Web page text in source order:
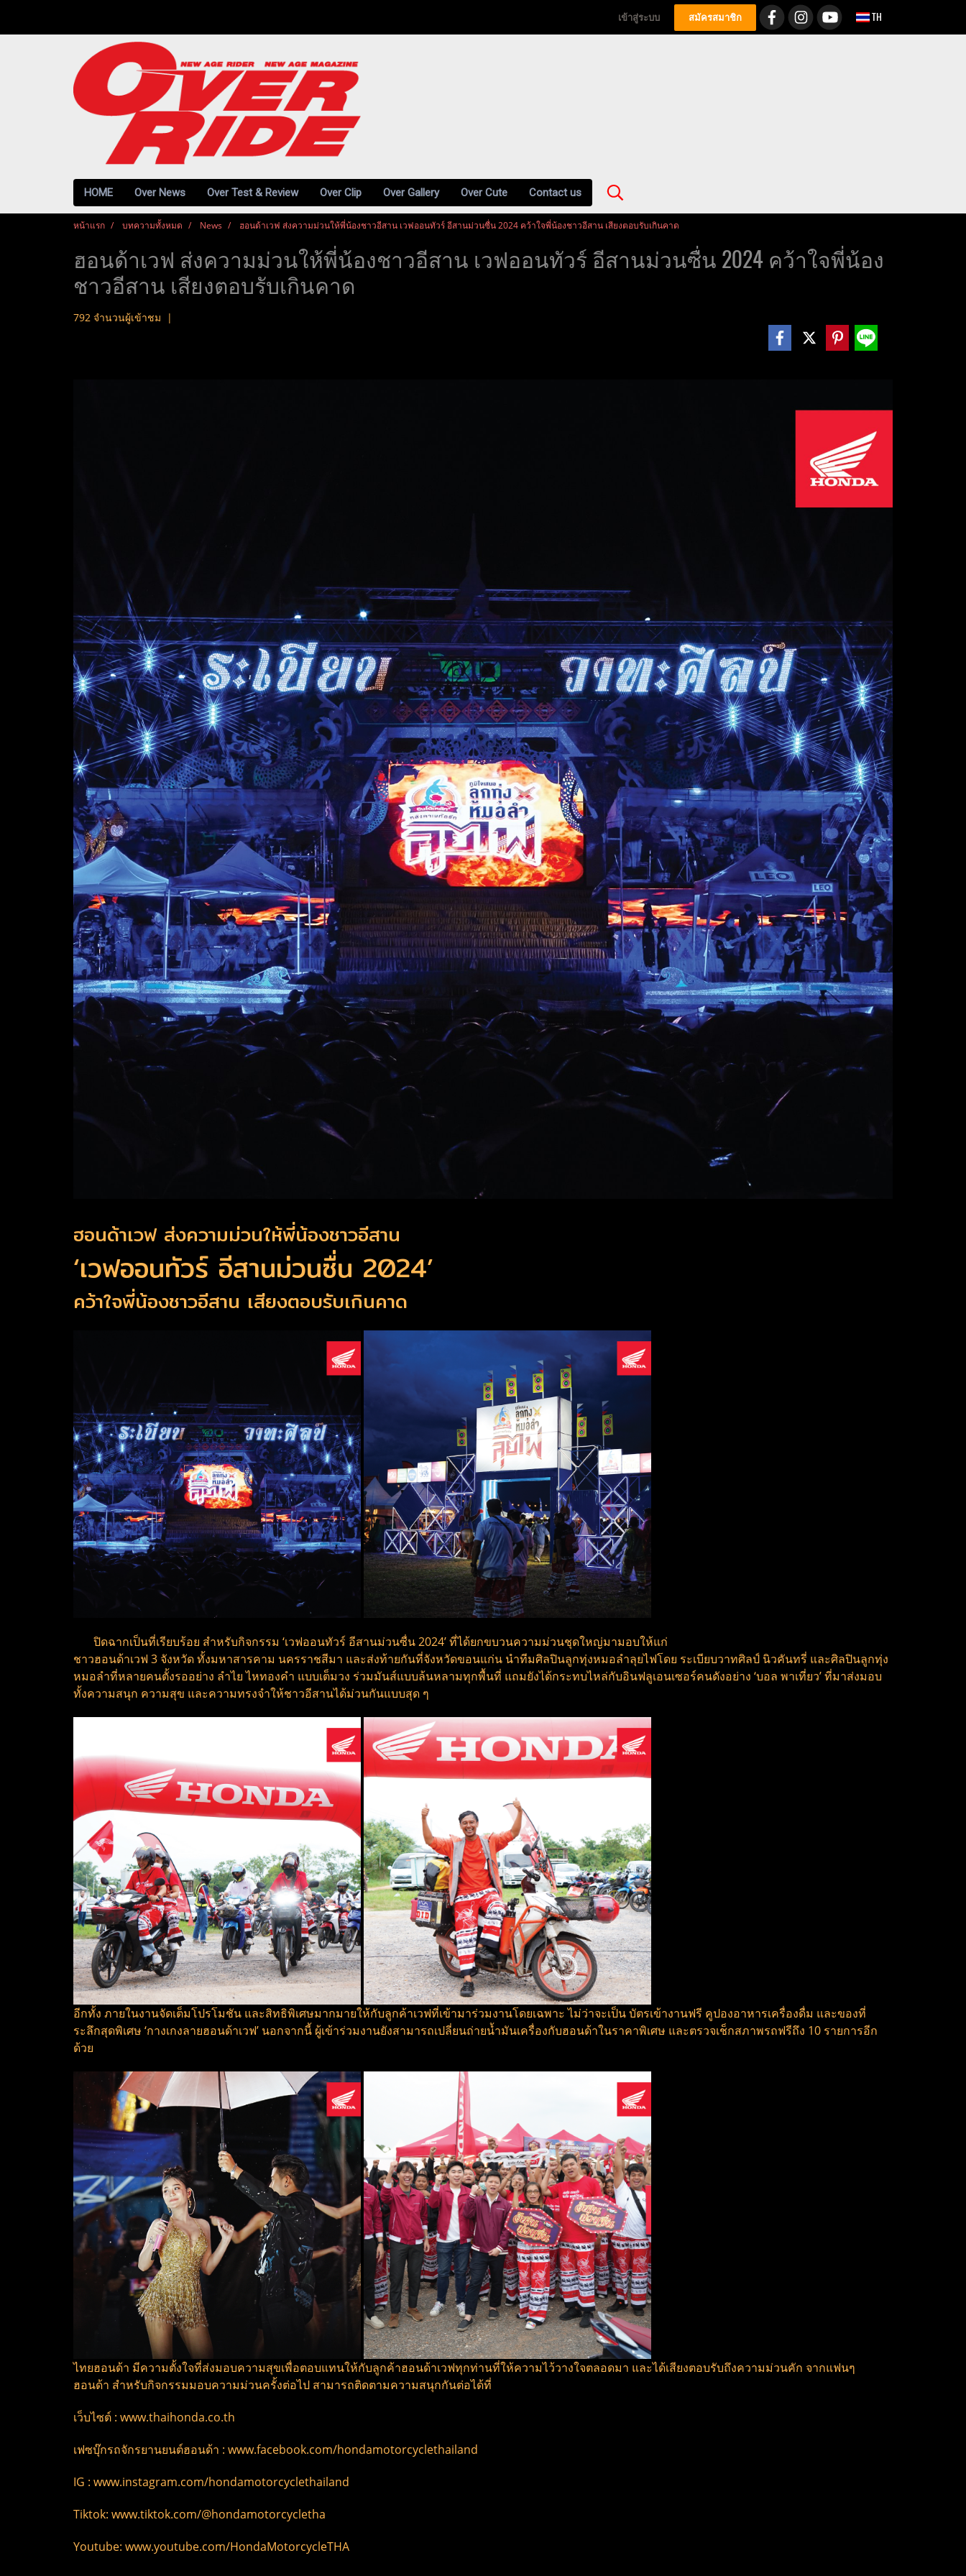
เข้าสู่ระบบ สมัครสมาชิก TH
HOME Over News Over Test & Review Over Clip Over Gallery Over Cute Contact us
หน้าแรก บทความทั้งหมด News ฮอนด้าเวฟ ส่งความม่วนให้พี่น้องชาวอีสาน เวฟออนทัวร์ อีสานม่วนซื่น 2024 คว้าใจพี่น้องชาวอีสาน เสียงตอบรับเกินคาด
ฮอนด้าเวฟ ส่งความม่วนให้พี่น้องชาวอีสาน เวฟออนทัวร์ อีสานม่วนซื่น 2024 คว้าใจพี่น้อง
ชาวอีสาน เสียงตอบรับเกินคาด
792 จำนวนผู้เข้าชม |
ฮอนด้าเวฟ ส่งความม่วนให้พี่น้องชาวอีสาน
‘เวฟออนทัวร์ อีสานม่วนซื่น 2024’
คว้าใจพี่น้องชาวอีสาน เสียงตอบรับเกินคาด
ปิดฉากเป็นที่เรียบร้อย สำหรับกิจกรรม ‘เวฟออนทัวร์ อีสานม่วนซื่น 2024’ ที่ได้ยกขบวนความม่วนชุดใหญ่มามอบให้แก่
ชาวฮอนด้าเวฟ 3 จังหวัด ทั้งมหาสารคาม นครราชสีมา และส่งท้ายกันที่จังหวัดขอนแก่น นำทีมศิลปินลูกทุ่งหมอลำลุยไฟโดย ระเบียบวาทศิลป์ นิวคันทรี่ และศิลปินลูกทุ่ง
หมอลำที่หลายคนตั้งรออย่าง ลำไย ไหทองคำ แบบเต็มวง ร่วมมันส์แบบล้นหลามทุกพื้นที่ แถมยังได้กระทบไหล่กับอินฟลูเอนเซอร์คนดังอย่าง ‘บอล พาเที่ยว’ ที่มาส่งมอบ
ทั้งความสนุก ความสุข และความทรงจำให้ชาวอีสานได้ม่วนกันแบบสุด ๆ
อีกทั้ง ภายในงานจัดเต็มโปรโมชัน และสิทธิพิเศษมากมายให้กับลูกค้าเวฟที่เข้ามาร่วมงานโดยเฉพาะ ไม่ว่าจะเป็น บัตรเข้างานฟรี คูปองอาหารเครื่องดื่ม และของที่
ระลึกสุดพิเศษ ‘กางเกงลายฮอนด้าเวฟ’ นอกจากนี้ ผู้เข้าร่วมงานยังสามารถเปลี่ยนถ่ายน้ำมันเครื่องกับฮอนด้าในราคาพิเศษ และตรวจเช็กสภาพรถฟรีถึง 10 รายการอีก
ด้วย
ไทยฮอนด้า มีความตั้งใจที่ส่งมอบความสุขเพื่อตอบแทนให้กับลูกค้าฮอนด้าเวฟทุกท่านที่ให้ความไว้วางใจตลอดมา และได้เสียงตอบรับถึงความม่วนคัก จากแฟนๆ
ฮอนด้า สำหรับกิจกรรมมอบความม่วนครั้งต่อไป สามารถติดตามความสนุกกันต่อได้ที่
เว็บไซต์ : www.thaihonda.co.th
เฟซบุ๊กรถจักรยานยนต์ฮอนด้า : www.facebook.com/hondamotorcyclethailand
IG : www.instagram.com/hondamotorcyclethailand
Tiktok: www.tiktok.com/@hondamotorcycletha
Youtube: www.youtube.com/HondaMotorcycleTHA